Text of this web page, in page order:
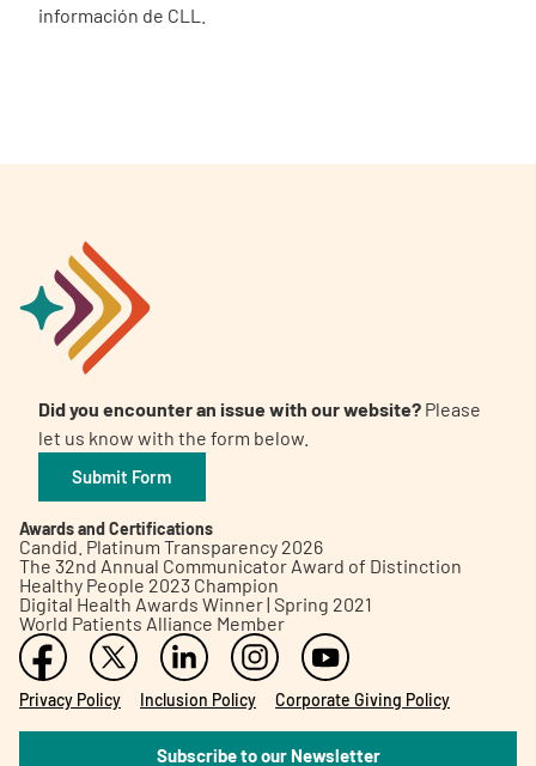
información de CLL.
Did you encounter an issue with our website? Please
let us know with the form below.
Submit Form
Awards and Certifications
Candid. Platinum Transparency 2026
The 32nd Annual Communicator Award of Distinction
Healthy People 2023 Champion
Digital Health Awards Winner | Spring 2021
World Patients Alliance Member
Privacy Policy Inclusion Policy Corporate Giving Policy
Subscribe to our Newsletter